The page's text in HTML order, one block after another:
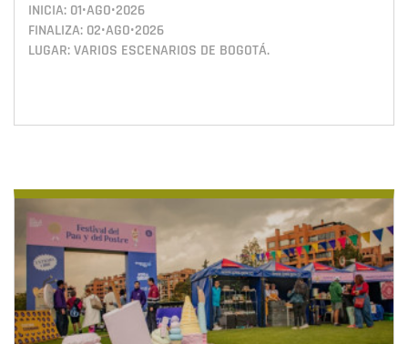
INICIA: 01•AGO•2026
FINALIZA: 02•AGO•2026
LUGAR: VARIOS ESCENARIOS DE BOGOTÁ.